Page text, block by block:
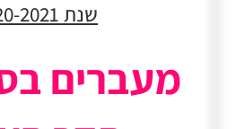
שנת 2020-2021
מעברים